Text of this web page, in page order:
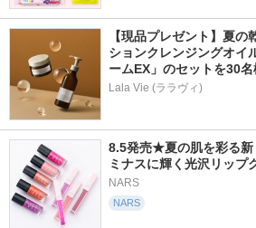
【現品プレゼント】夏
ションクレンジングオイ
ームEX」のセットを30名
Lala Vie (ララヴィ)
8.5発売★夏の肌を彩る新
ミナスに輝く光沢リップ
NARS
NARS